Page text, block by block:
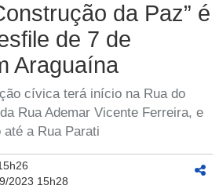
da Paz” é
de 7 de
Araguaína
cívica terá início na Rua do
Rua Ademar Vicente Ferreira, e
a Rua Parati
2023 15h28